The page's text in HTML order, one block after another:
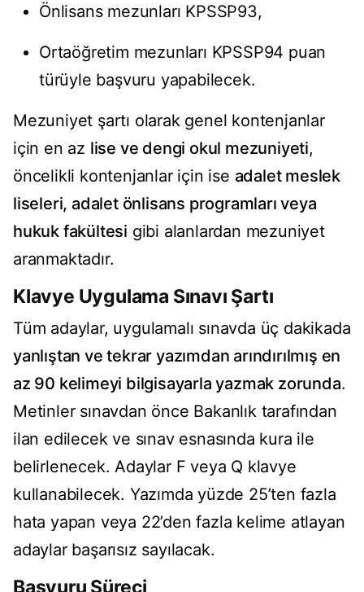
Önlisans mezunları KPSSP93,
Ortaöğretim mezunları KPSSP94 puan
türüyle başvuru yapabilecek.
Mezuniyet şartı olarak genel kontenjanlar
için en az lise ve dengi okul mezuniyeti,
öncelikli kontenjanlar için ise adalet meslek
liseleri, adalet önlisans programları veya
hukuk fakültesi gibi alanlardan mezuniyet
aranmaktadır.
Klavye Uygulama Sınavı Şartı
Tüm adaylar, uygulamalı sınavda üç dakikada
yanlıştan ve tekrar yazımdan arındırılmış en
az 90 kelimeyi bilgisayarla yazmak zorunda.
Metinler sınavdan önce Bakanlık tarafından
ilan edilecek ve sınav esnasında kura ile
belirlenecek. Adaylar F veya Q klavye
kullanabilecek. Yazımda yüzde 25’ten fazla
hata yapan veya 22’den fazla kelime atlayan
adaylar başarısız sayılacak.
Başvuru Süreci